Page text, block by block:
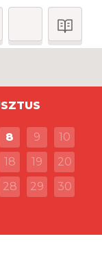
8 9
10
18 19
20
28 29
30